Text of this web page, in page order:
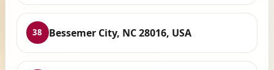
38 Bessemer City, NC 28016, USA